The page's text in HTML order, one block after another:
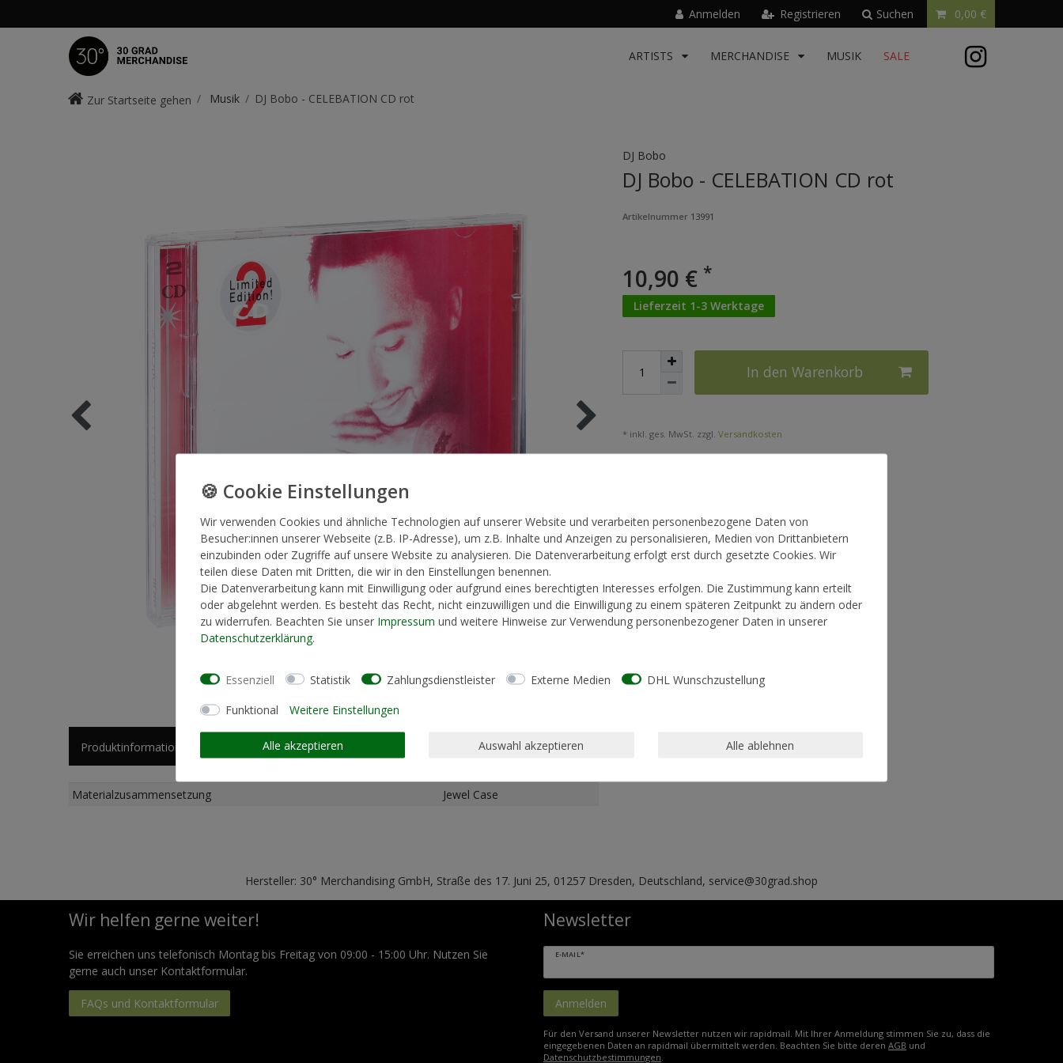
Anmelden Registrieren Suchen 0,00 €
ARTISTS MERCHANDISE MUSIK SALE
Zur Startseite gehen Musik DJ Bobo - CELEBATION CD rot
DJ Bobo
DJ Bobo - CELEBATION CD rot
Artikelnummer 13991
10,90 € *
Lieferzeit 1-3 Werktage
In den Warenkorb
* inkl. ges. MwSt. zzgl. Versandkosten
Produktinformationen Künstlerinformationen
Materialzusammensetzung Jewel Case
Hersteller: 30° Merchandising GmbH, Straße des 17. Juni 25, 01257 Dresden, Deutschland, service@30grad.shop
Wir helfen gerne weiter!
Sie erreichen uns telefonisch Montag bis Freitag von 09:00 - 15:00 Uhr. Nutzen Sie
gerne auch unser Kontaktformular.
FAQs und Kontaktformular
Newsletter
E-MAIL*
Anmelden
Für den Versand unserer Newsletter nutzen wir rapidmail. Mit Ihrer Anmeldung stimmen Sie zu, dass die
eingegebenen Daten an rapidmail übermittelt werden. Beachten Sie bitte deren AGB und
Datenschutzbestimmungen
Wir verwenden Cookies und ähnliche Technologien auf unserer Website und verarbeiten personenbezogene Daten von
Besucher:innen unserer Webseite (z.B. IP-Adresse), um z.B. Inhalte und Anzeigen zu personalisieren, Medien von Drittanbietern
einzubinden oder Zugriffe auf unsere Website zu analysieren. Die Datenverarbeitung erfolgt erst durch gesetzte Cookies. Wir
teilen diese Daten mit Dritten, die wir in den Einstellungen benennen.
Die Datenverarbeitung kann mit Einwilligung oder aufgrund eines berechtigten Interesses erfolgen. Die Zustimmung kann erteilt
oder abgelehnt werden. Es besteht das Recht, nicht einzuwilligen und die Einwilligung zu einem späteren Zeitpunkt zu ändern oder
zu widerrufen. Beachten Sie unser Impressum und weitere Hinweise zur Verwendung personenbezogener Daten in unserer
Daten­schutz­erklärung.
Essenziell Statistik Zahlungsdienstleister Externe Medien DHL Wunschzustellung
Funktional Weitere Einstellungen
Alle akzeptieren Auswahl akzeptieren Alle ablehnen